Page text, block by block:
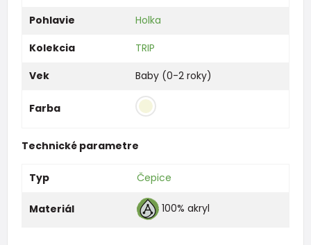
Pohlavie
Holka
Kolekcia
TRIP
Vek
Baby (0-2 roky)
Farba
Technické parametre
Typ Čepice
Materiál 100% akryl